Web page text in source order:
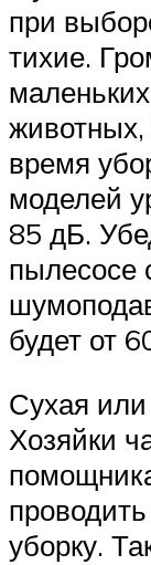
при
тихие.
время
моделей
85 дБ.
пылесосе
будет от
Сухая
Хозяйки
уборку.